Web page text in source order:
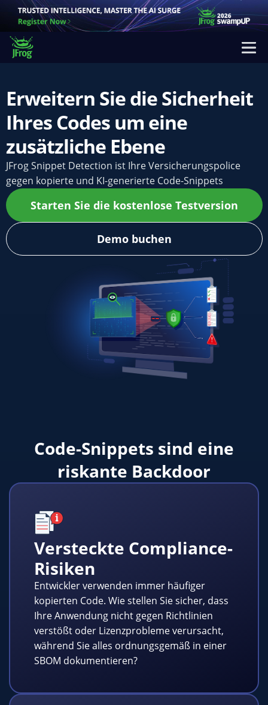
Erweitern Sie die Sicherheit
Ihres Codes um eine
zusätzliche Ebene
JFrog Snippet Detection ist Ihre Versicherungspolice
gegen kopierte und KI-generierte Code-Snippets
Starten Sie die kostenlose Testversion
Demo buchen
Code-Snippets sind eine
riskante Backdoor
Versteckte Compliance-
Risiken
Entwickler verwenden immer häufiger
kopierten Code. Wie stellen Sie sicher, dass
Ihre Anwendung nicht gegen Richtlinien
verstößt oder Lizenzprobleme verursacht,
während Sie alles ordnungsgemäß in einer
SBOM dokumentieren?